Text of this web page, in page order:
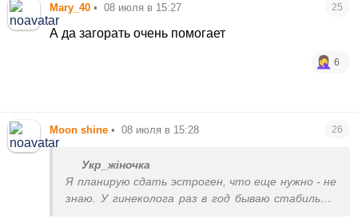
Mary_40 • 08 июля в 15:27 25
А да загорать очень помогает
6
Moon shine • 08 июля в 15:28 26
Укр_жіночка
Я планирую сдать эстроген, что еще нужно - не
знаю. У гинеколога раз в год бываю стабильно,